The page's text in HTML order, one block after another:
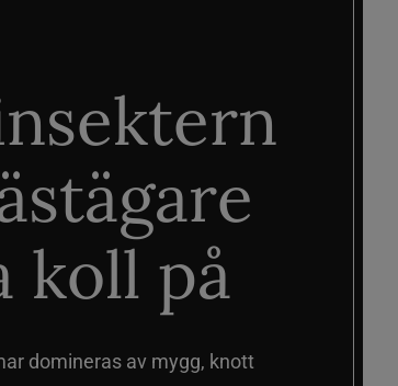
koll på
domineras av mygg, knott